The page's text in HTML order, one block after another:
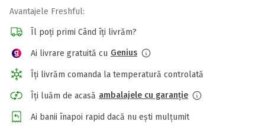
Avantajele Freshful:
Îl poți primi Când îți livrăm?
Ai livrare gratuită cu Genius
Îți livrăm comanda la temperatură controlată
Îți luăm de acasă ambalajele cu garanție
Ai banii înapoi rapid dacă nu ești mulțumit